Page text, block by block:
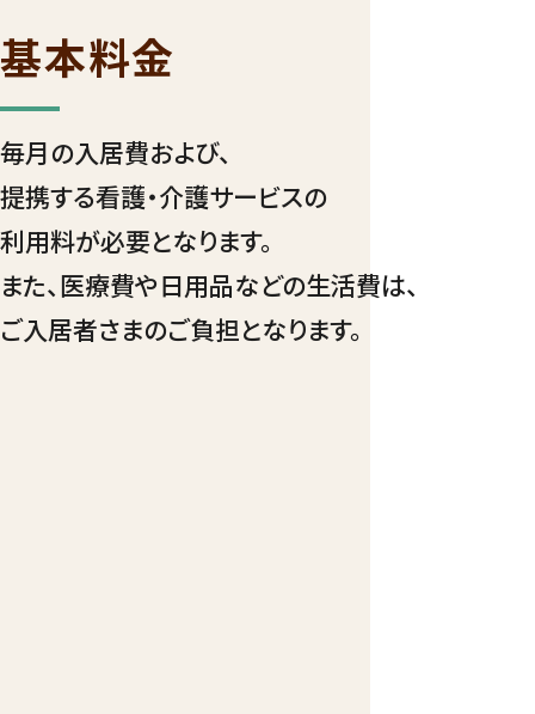
基本料金
毎月の入居費および、
提携する看護・介護サービスの
利用料が必要となります。
また、医療費や日用品などの生活費は、
ご入居者さまのご負担となります。